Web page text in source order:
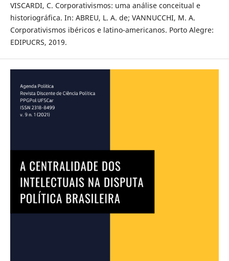
VISCARDI, C. Corporativismos: uma análise conceitual e
historiográfica. In: ABREU, L. A. de; VANNUCCHI, M. A.
Corporativismos ibéricos e latino-americanos. Porto Alegre:
EDIPUCRS, 2019.